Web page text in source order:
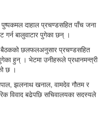
पुष्पकमल दाहाल प्रचण्डसहित पाँच जना
गर्न बालुवाटार पुगेका छन् ।
बैठकको छलफलअनुसार प्रचण्डसहित
हुन् । भेटमा उनीहरूले प्रधानमन्त्री
छ ।
झलनाथ खनाल, वामदेव गौतम र
विवाद बढेपछि सचिवालयका सदस्यले